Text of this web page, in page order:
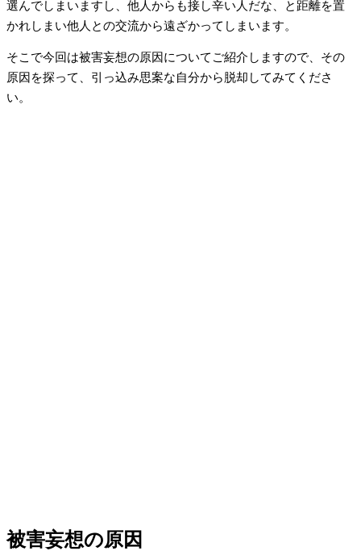
選んでしまいますし、他人からも接し辛い人だな、と距離を置
かれしまい他人との交流から遠ざかってしまいます。
そこで今回は被害妄想の原因についてご紹介しますので、その
原因を探って、引っ込み思案な自分から脱却してみてくださ
い。
被害妄想の原因